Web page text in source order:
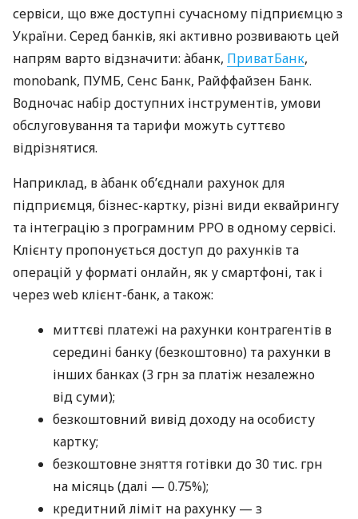
сервіси, що вже доступні сучасному підприємцю з
України. Серед банків, які активно розвивають цей
напрям варто відзначити: àбанк, ПриватБанк,
monobank, ПУМБ, Сенс Банк, Райффайзен Банк.
Водночас набір доступних інструментів, умови
обслуговування та тарифи можуть суттєво
відрізнятися.
Наприклад, в àбанк об’єднали рахунок для
підприємця, бізнес-картку, різні види еквайрингу
та інтеграцію з програмним РРО в одному сервісі.
Клієнту пропонується доступ до рахунків та
операцій у форматі онлайн, як у смартфоні, так і
через web клієнт-банк, а також:
миттєві платежі на рахунки контрагентів в
середині банку (безкоштовно) та рахунки в
інших банках (3 грн за платіж незалежно
від суми);
безкоштовний вивід доходу на особисту
картку;
безкоштовне зняття готівки до 30 тис. грн
на місяць (далі — 0.75%);
кредитний ліміт на рахунку — з